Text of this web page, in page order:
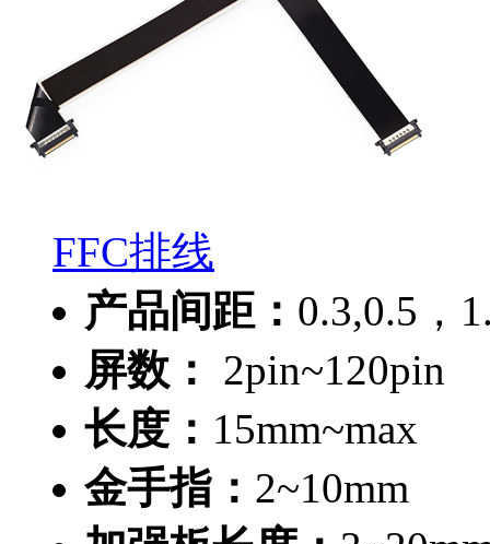
FFC排线
产品间距： 0.3,0.5，
屏数：
2pin~120pin
长度： 15mm~max
金手指： 2~10mm